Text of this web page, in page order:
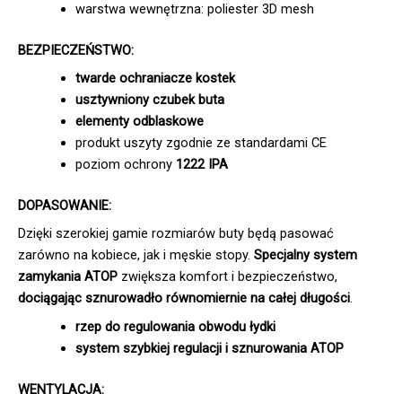
warstwa wewnętrzna: poliester 3D mesh
BEZPIECZEŃSTWO:
twarde ochraniacze kostek
usztywniony czubek buta
elementy odblaskowe
produkt uszyty zgodnie ze standardami CE
poziom ochrony1222 IPA
DOPASOWANIE:
Dzięki szerokiej gamie rozmiarów buty będą pasować
zarówno na kobiece, jak i męskie stopy. Specjalny system
zamykania ATOP zwiększa komfort i bezpieczeństwo,
dociągając sznurowadło równomiernie na całej długości.
rzep do regulowania obwodu łydki
system szybkiej regulacji i sznurowania ATOP
WENTYLACJA: